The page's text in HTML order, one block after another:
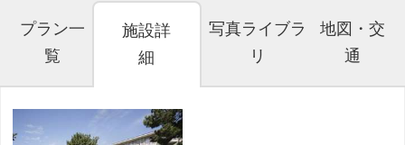
プラン一
覧
施設詳
細
写真ライブラ
リ
地図・交
通